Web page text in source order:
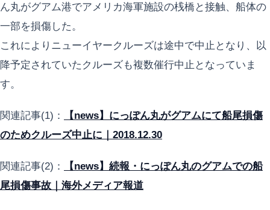
ん丸がグアム港でアメリカ海軍施設の桟橋と接触、船体の
一部を損傷した。
これによりニューイヤークルーズは途中で中止となり、以
降予定されていたクルーズも複数催行中止となっていま
す。
関連記事(1)：
【news】にっぽん丸がグアムにて船尾損傷
のためクルーズ中止に｜2018.12.30
関連記事(2)：
【news】続報・にっぽん丸のグアムでの船
尾損傷事故｜海外メディア報道